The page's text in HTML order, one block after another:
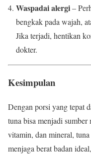
Waspadai alergi–
bengkak pada wajah,
Jika terjadi, hentikan
dokter.
Kesimpulan
Dengan porsi yang tepat
tuna bisa menjadi
vitamin, dan mineral,
menjaga berat badan